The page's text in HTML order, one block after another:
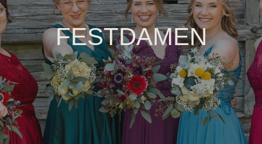
FESTDAMEN